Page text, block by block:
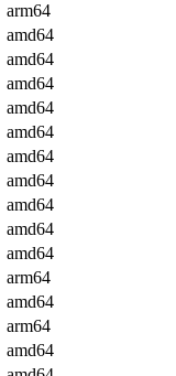
arm64
amd64
amd64
amd64
amd64
amd64
amd64
amd64
amd64
amd64
amd64
arm64
amd64
arm64
amd64